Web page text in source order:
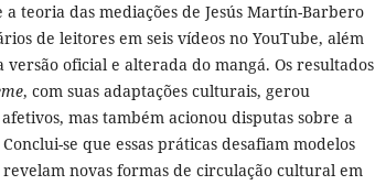
a teoria das mediações de Jesús Martín-Barbero
de leitores em seis vídeos no YouTube, além
oficial e alterada do mangá. Os resultados
, com suas adaptações culturais, gerou
mas também acionou disputas sobre a
se que essas práticas desafiam modelos
novas formas de circulação cultural em